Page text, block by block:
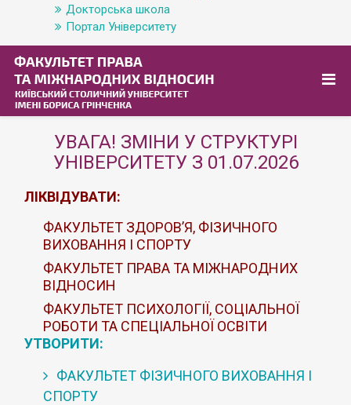
Докторська школа
Портал Університету
УВАГА! ЗМІНИ У СТРУКТУРІ
УНІВЕРСИТЕТУ З 01.07.2026
ЛІКВІДУВАТИ:
ФАКУЛЬТЕТ ЗДОРОВ’Я, ФІЗИЧНОГО
ВИХОВАННЯ І СПОРТУ
ФАКУЛЬТЕТ ПРАВА ТА МІЖНАРОДНИХ
ВІДНОСИН
ФАКУЛЬТЕТ ПСИХОЛОГІЇ, СОЦІАЛЬНОЇ
РОБОТИ ТА СПЕЦІАЛЬНОЇ ОСВІТИ
УТВОРИТИ:
ФАКУЛЬТЕТ ФІЗИЧНОГО ВИХОВАННЯ І
СПОРТУ